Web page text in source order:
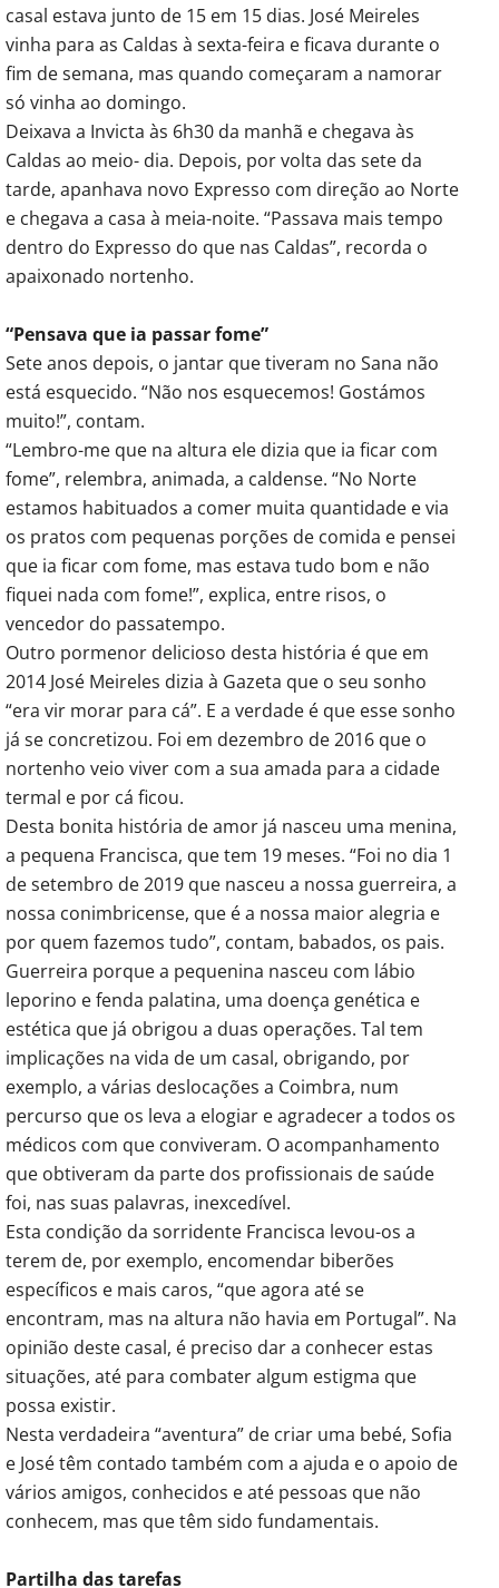
casal estava junto de 15 em 15 dias. José Meireles
vinha para as Caldas à sexta-feira e ficava durante o
fim de semana, mas quando começaram a namorar
só vinha ao domingo.
Deixava a Invicta às 6h30 da manhã e chegava às
Caldas ao meio- dia. Depois, por volta das sete da
tarde, apanhava novo Expresso com direção ao Norte
e chegava a casa à meia-noite. “Passava mais tempo
dentro do Expresso do que nas Caldas”, recorda o
apaixonado nortenho.
“Pensava que ia passar fome”
Sete anos depois, o jantar que tiveram no Sana não
está esquecido. “Não nos esquecemos! Gostámos
muito!”, contam.
“Lembro-me que na altura ele dizia que ia ficar com
fome”, relembra, animada, a caldense. “No Norte
estamos habituados a comer muita quantidade e via
os pratos com pequenas porções de comida e pensei
que ia ficar com fome, mas estava tudo bom e não
fiquei nada com fome!”, explica, entre risos, o
vencedor do passatempo.
Outro pormenor delicioso desta história é que em
2014 José Meireles dizia à Gazeta que o seu sonho
“era vir morar para cá”. E a verdade é que esse sonho
já se concretizou. Foi em dezembro de 2016 que o
nortenho veio viver com a sua amada para a cidade
termal e por cá ficou.
Desta bonita história de amor já nasceu uma menina,
a pequena Francisca, que tem 19 meses. “Foi no dia 1
de setembro de 2019 que nasceu a nossa guerreira, a
nossa conimbricense, que é a nossa maior alegria e
por quem fazemos tudo”, contam, babados, os pais.
Guerreira porque a pequenina nasceu com lábio
leporino e fenda palatina, uma doença genética e
estética que já obrigou a duas operações. Tal tem
implicações na vida de um casal, obrigando, por
exemplo, a várias deslocações a Coimbra, num
percurso que os leva a elogiar e agradecer a todos os
médicos com que conviveram. O acompanhamento
que obtiveram da parte dos profissionais de saúde
foi, nas suas palavras, inexcedível.
Esta condição da sorridente Francisca levou-os a
terem de, por exemplo, encomendar biberões
específicos e mais caros, “que agora até se
encontram, mas na altura não havia em Portugal”. Na
opinião deste casal, é preciso dar a conhecer estas
situações, até para combater algum estigma que
possa existir.
Nesta verdadeira “aventura” de criar uma bebé, Sofia
e José têm contado também com a ajuda e o apoio de
vários amigos, conhecidos e até pessoas que não
conhecem, mas que têm sido fundamentais.
Partilha das tarefas